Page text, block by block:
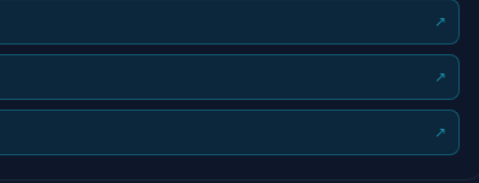
↗
↗
↗